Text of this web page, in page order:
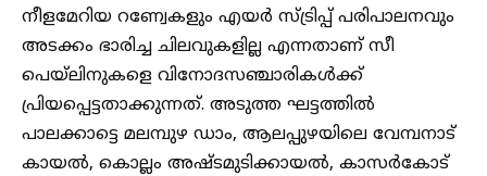
നീളമേറിയ റണ്വേകളും എയർ സ്ട്രിപ്പ് പരിപാലനവും
അടക്കം ഭാരിച്ച ചിലവുകളില്ല എന്നതാണ് സീ
പെയ്ലിനുകളെ വിനോദസഞ്ചാരികൾക്ക്
പ്രിയപ്പെട്ടതാക്കുന്നത്. അടുത്ത ഘട്ടത്തിൽ
പാലക്കാട്ടെ മലമ്പുഴ ഡാം, ആലപ്പുഴയിലെ വേമ്പനാട്
കായൽ, കൊല്ലം അഷ്ടമുടിക്കായൽ, കാസർകോട്